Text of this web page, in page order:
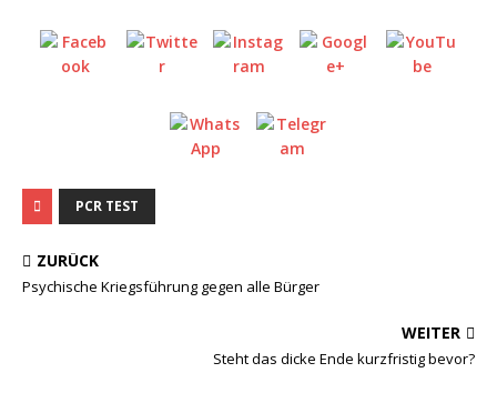
PCR TEST
ZURÜCK
Psychische Kriegsführung gegen alle Bürger
WEITER
Steht das dicke Ende kurzfristig bevor?